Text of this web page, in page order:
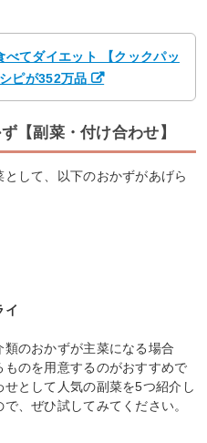
てダイエット 【クックパッ
ピが352万品
【副菜・付け合わせ】
して、以下のおかずがあげら
イ
のおかずが主菜になる場合
のを用意するのがおすすめで
として人気の副菜を5つ紹介し
、ぜひ試してみてください。